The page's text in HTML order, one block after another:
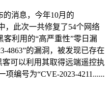
的消息，今年10月的
，此次一共修复了54个网络
利用的“高严重性”零日漏
4863”的漏洞，被发现已存在
可以利用其取得远端遥控执
编号为“CVE-2023-4211......